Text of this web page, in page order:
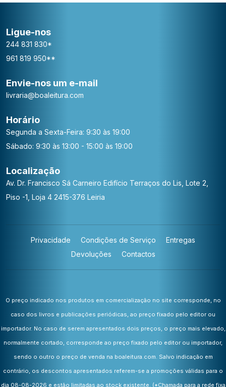
Ligue-nos
244 831 830*
961 819 950**
Envie-nos um e-mail
livraria@boaleitura.com
Horário
Segunda a Sexta-Feira: 9:30 às 19:00
Sábado: 9:30 às 13:00 - 15:00 às 19:00
Localização
Av. Dr. Francisco Sá Carneiro Edifício Terraços do Lis, Lote 2,
Piso -1, Loja 4 2415-376 Leiria
Privacidade Condições de Serviço
Entregas
Devoluções
Contactos
O preço indicado nos produtos em comercialização no site corresponde, no
caso dos livros e publicações periódicas, ao preço fixado pelo editor ou
importador. No caso de serem apresentados dois preços, o preço mais elevado,
normalmente cortado, corresponde ao preço fixado pelo editor ou importador,
sendo o outro o preço de venda na boaleitura.com. Salvo indicação em
contrário, os descontos apresentados referem-se a promoções válidas para o
dia 08-08-2026 e estão limitadas ao stock existente. (*Chamada para a rede fixa